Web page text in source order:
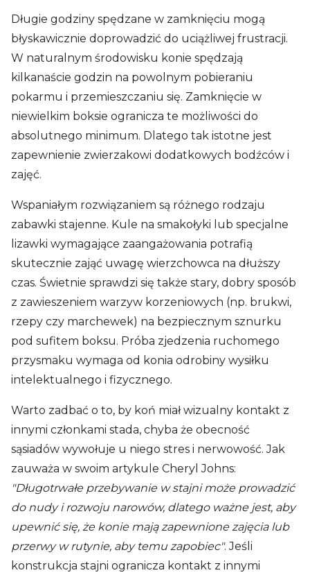
Długie godziny spędzane w zamknięciu mogą
błyskawicznie doprowadzić do uciążliwej frustracji.
W naturalnym środowisku konie spędzają
kilkanaście godzin na powolnym pobieraniu
pokarmu i przemieszczaniu się. Zamknięcie w
niewielkim boksie ogranicza te możliwości do
absolutnego minimum. Dlatego tak istotne jest
zapewnienie zwierzakowi dodatkowych bodźców i
zajęć.
Wspaniałym rozwiązaniem są różnego rodzaju
zabawki stajenne. Kule na smakołyki lub specjalne
lizawki wymagające zaangażowania potrafią
skutecznie zająć uwagę wierzchowca na dłuższy
czas. Świetnie sprawdzi się także stary, dobry sposób
z zawieszeniem warzyw korzeniowych (np. brukwi,
rzepy czy marchewek) na bezpiecznym sznurku
pod sufitem boksu. Próba zjedzenia ruchomego
przysmaku wymaga od konia odrobiny wysiłku
intelektualnego i fizycznego.
Warto zadbać o to, by koń miał wizualny kontakt z
innymi członkami stada, chyba że obecność
sąsiadów wywołuje u niego stres i nerwowość. Jak
zauważa w swoim artykule Cheryl Johns:
"Długotrwałe przebywanie w stajni może prowadzić
do nudy i rozwoju narowów, dlatego ważne jest, aby
upewnić się, że konie mają zapewnione zajęcia lub
przerwy w rutynie, aby temu zapobiec". Jeśli
konstrukcja stajni ogranicza kontakt z innymi